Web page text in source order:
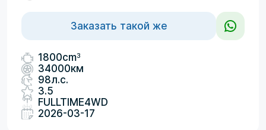
Заказать такой же
1800cm3
34000км
98л.с.
3.5
FULLTIME4WD
2026-03-17